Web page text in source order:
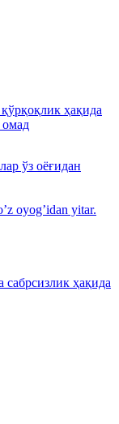
ҳақида
омад
ўз оёғидан
oyogʼidan yitar.
сабрсизлик ҳақида